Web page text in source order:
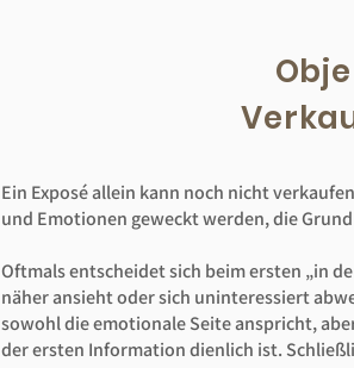
Ein Exposé allein kann noch nicht
und Emotionen geweckt werden, die
Oftmals entscheidet sich beim ersten „in
näher ansieht oder sich uninteressiert
sowohl die emotionale Seite anspricht,
der ersten Information dienlich ist.